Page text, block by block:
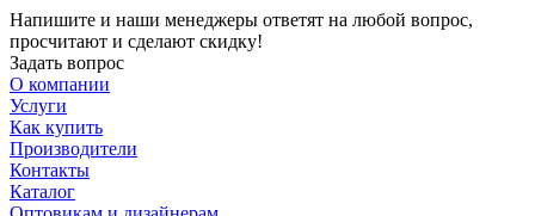
Напишите и наши менеджеры ответят на любой вопрос,
просчитают и сделают скидку!
Задать вопрос
О компании
Услуги
Как купить
Производители
Контакты
Каталог